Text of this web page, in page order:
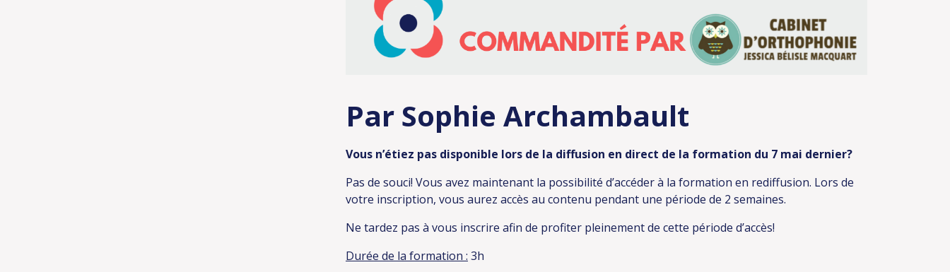
Par Sophie Archambault
Vous n’étiez pas disponible lors de la diffusion en direct de la formation du 7 mai dernier?
Pas de souci! Vous avez maintenant la possibilité d’accéder à la formation en rediffusion. Lors de
votre inscription, vous aurez accès au contenu pendant une période de 2 semaines.
Ne tardez pas à vous inscrire afin de profiter pleinement de cette période d’accès!
Durée de la formation : 3h